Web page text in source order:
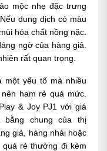
mộc nhẹ đặc trưng
dung dịch có màu
hóa chất nồng nặc.
ngờ của hàng giả.
rất quan trọng.
một yếu tố mà nhiều
ham rẻ quá mức.
& Joy PJ1 với giá
chung của thị
giả, hàng nhái hoặc
rẻ thường đi kèm